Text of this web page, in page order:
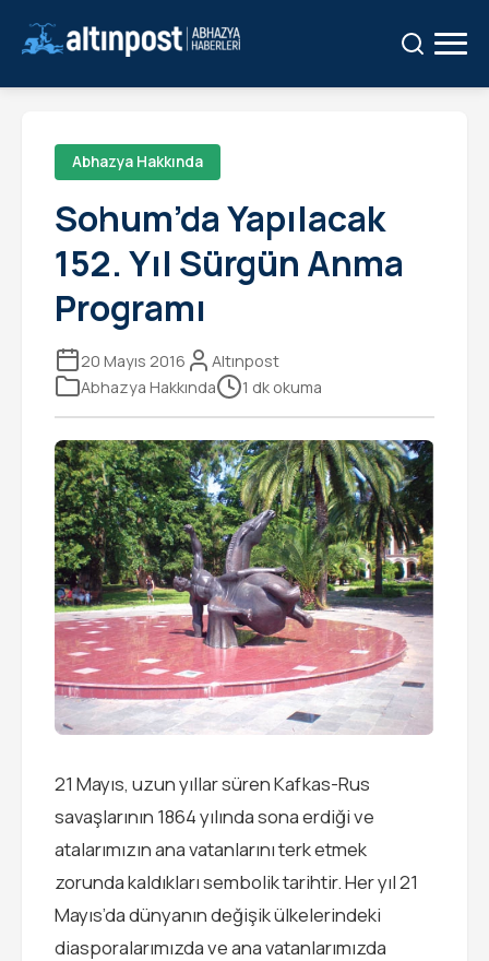
Abhazya Hakkında
Sohum’da Yapılacak
152. Yıl Sürgün Anma
Programı
20 Mayıs 2016
Altınpost
Abhazya Hakkında
1 dk okuma
21 Mayıs, uzun yıllar süren Kafkas-Rus
savaşlarının 1864 yılında sona erdiği ve
atalarımızın ana vatanlarını terk etmek
zorunda kaldıkları sembolik tarihtir. Her yıl 21
Mayıs’da dünyanın değişik ülkelerindeki
diasporalarımızda ve ana vatanlarımızda